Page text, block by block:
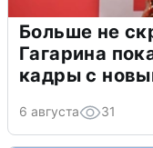
Больше не
Гагарина
кадры с
6 августа 31